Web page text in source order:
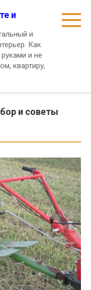
и
и
Как
и не
квартиру,
и советы